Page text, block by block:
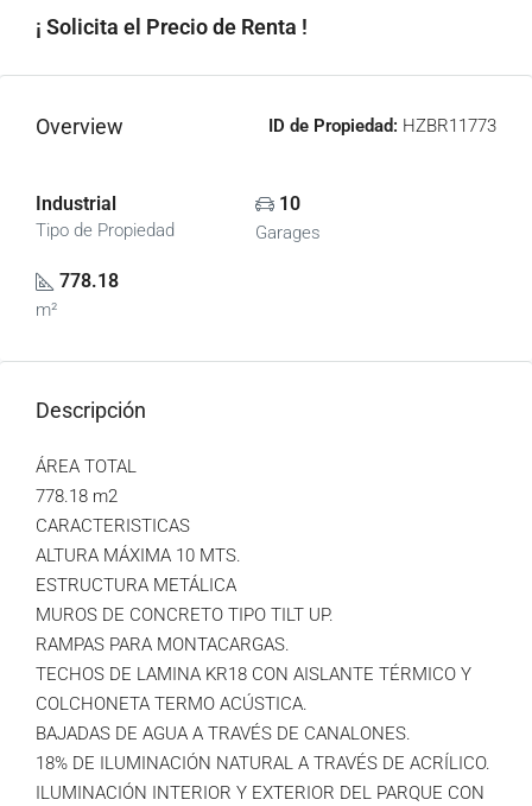
¡ Solicita el Precio de Renta !
Overview ID de Propiedad: HZBR11773
Industrial
Tipo de Propiedad
10
Garages
778.18
m²
Descripción
ÁREA TOTAL
778.18 m2
CARACTERISTICAS
ALTURA MÁXIMA 10 MTS.
ESTRUCTURA METÁLICA
MUROS DE CONCRETO TIPO TILT UP.
RAMPAS PARA MONTACARGAS.
TECHOS DE LAMINA KR18 CON AISLANTE TÉRMICO Y
COLCHONETA TERMO ACÚSTICA.
BAJADAS DE AGUA A TRAVÉS DE CANALONES.
18% DE ILUMINACIÓN NATURAL A TRAVÉS DE ACRÍLICO.
ILUMINACIÓN INTERIOR Y EXTERIOR DEL PARQUE CON